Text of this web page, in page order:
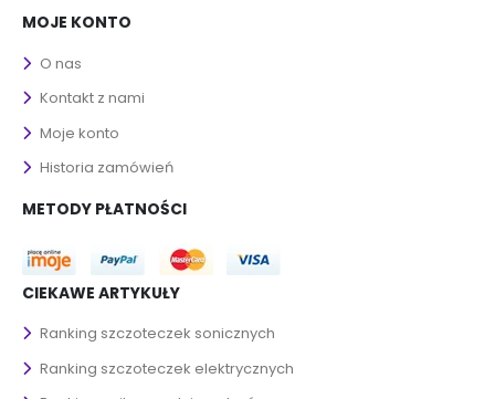
MOJE KONTO
O nas
Kontakt z nami
Moje konto
Historia zamówień
METODY PŁATNOŚCI
CIEKAWE ARTYKUŁY
Ranking szczoteczek sonicznych
Ranking szczoteczek elektrycznych